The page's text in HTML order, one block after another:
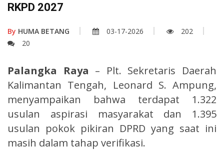
RKPD 2027
By HUMA BETANG 03-17-2026
202
20
Palangka Raya – Plt. Sekretaris Daerah
Kalimantan Tengah, Leonard S. Ampung,
menyampaikan bahwa terdapat 1.322
usulan aspirasi masyarakat dan 1.395
usulan pokok pikiran DPRD yang saat ini
masih dalam tahap verifikasi.